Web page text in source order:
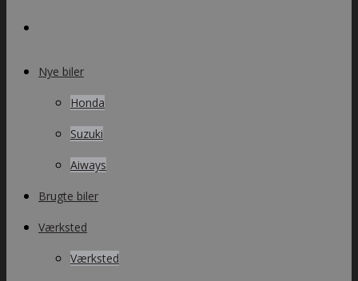
Nye biler
Honda
Suzuki
Aiways
Brugte biler
Værksted
Værksted